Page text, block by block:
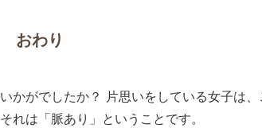
おわり
いかがでしたか？ 片思いをしている女子は
それは「脈あり」ということです。